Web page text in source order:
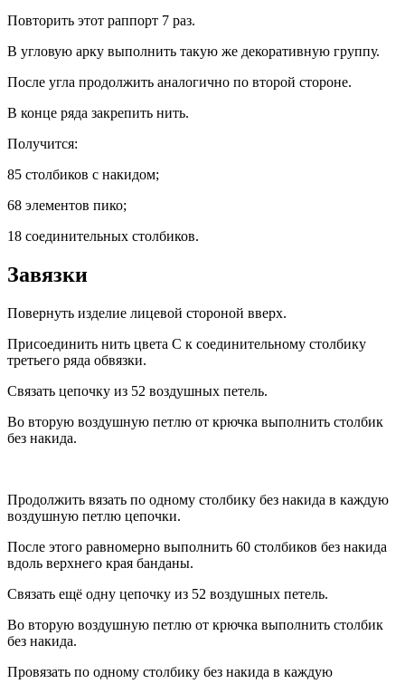
Повторить этот раппорт 7 раз.
В угловую арку выполнить такую же декоративную группу.
После угла продолжить аналогично по второй стороне.
В конце ряда закрепить нить.
Получится:
85 столбиков с накидом;
68 элементов пико;
18 соединительных столбиков.
Завязки
Повернуть изделие лицевой стороной вверх.
Присоединить нить цвета С к соединительному столбику
третьего ряда обвязки.
Связать цепочку из 52 воздушных петель.
Во вторую воздушную петлю от крючка выполнить столбик
без накида.
Продолжить вязать по одному столбику без накида в каждую
воздушную петлю цепочки.
После этого равномерно выполнить 60 столбиков без накида
вдоль верхнего края банданы.
Связать ещё одну цепочку из 52 воздушных петель.
Во вторую воздушную петлю от крючка выполнить столбик
без накида.
Провязать по одному столбику без накида в каждую